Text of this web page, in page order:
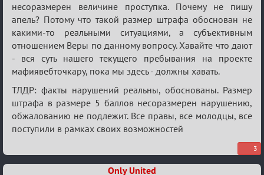
несоразмерен величине проступка. Почему не пишу
апель? Потому что такой размер штрафа обоснован не
какими-то реальными ситуациями, а субъективным
отношением Веры по данному вопросу. Хавайте что дают
- вся суть нашего текущего пребывания на проекте
мафиявебточкару, пока мы здесь - должны хавать.
ТЛДР: факты нарушений реальны, обоснованы. Размер
штрафа в размере 5 баллов несоразмерен нарушению,
обжалованию не подлежит. Все правы, все молодцы, все
поступили в рамках своих возможностей
3
Only United